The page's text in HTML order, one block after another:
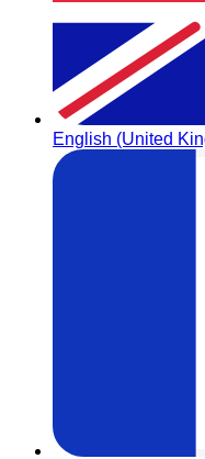
English (United